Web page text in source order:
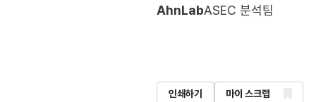
AhnLabASEC 분석팀
인쇄하기 마이 스크랩